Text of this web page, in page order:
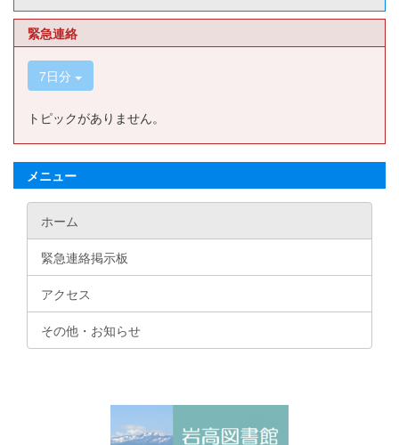
緊急連絡
7日分
トピックがありません。
メニュー
ホーム
緊急連絡掲示板
アクセス
その他・お知らせ